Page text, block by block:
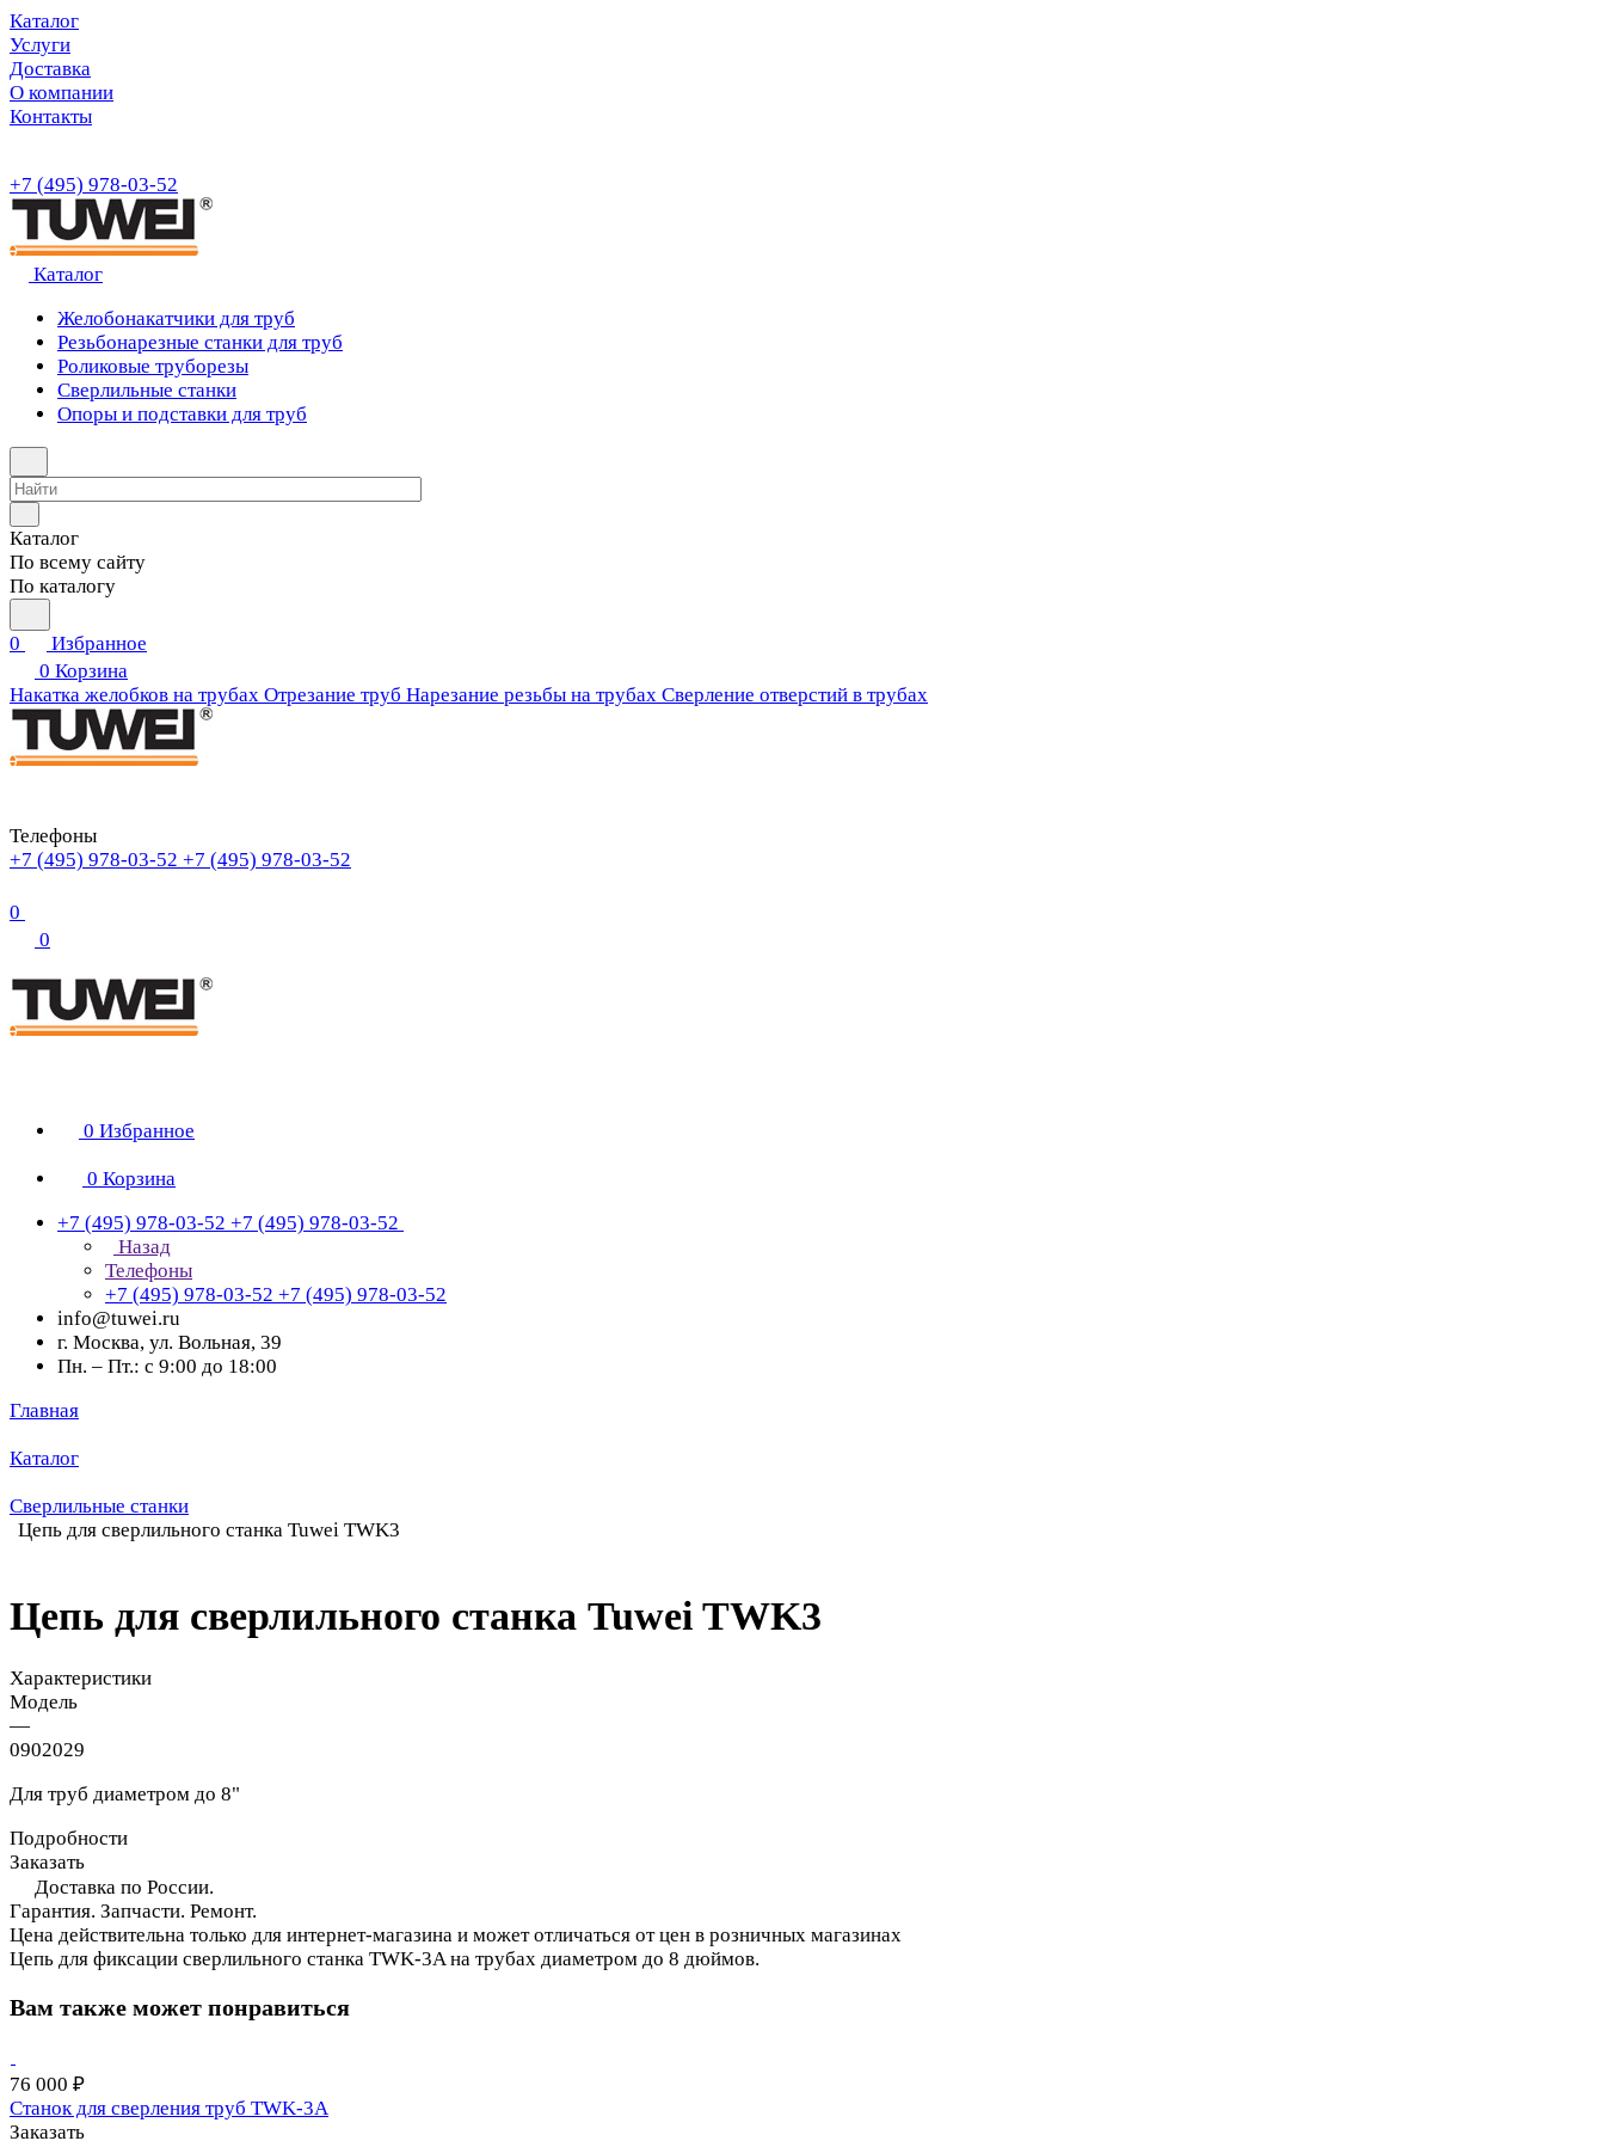
Каталог
Услуги
Доставка
О компании
Контакты
+7 (495) 978-03-52
Каталог
Желобонакатчики для труб
Резьбонарезные станки для труб
Роликовые труборезы
Сверлильные станки
Опоры и подставки для труб
Каталог
По всему сайту
По каталогу
0
Избранное
0 Корзина
Накатка желобков на трубах Отрезание труб Нарезание резьбы на трубах Сверление отверстий в трубах
Телефоны
+7 (495) 978-03-52 +7 (495) 978-03-52
0
0
0 Избранное
0 Корзина
+7 (495) 978-03-52 +7 (495) 978-03-52
Назад
Телефоны
+7 (495) 978-03-52 +7 (495) 978-03-52
info@tuwei.ru
г. Москва, ул. Вольная, 39
Пн. – Пт.: с 9:00 до 18:00
Главная
Каталог
Сверлильные станки
Цепь для сверлильного станка Tuwei TWK3
Цепь для сверлильного станка Tuwei TWK3
Характеристики
Модель
—
0902029
Для труб диаметром до 8"
Подробности
Заказать
Доставка по России.
Гарантия. Запчасти. Ремонт.
Цена действительна только для интернет-магазина и может отличаться от цен в розничных магазинах
Цепь для фиксации сверлильного станка TWK-3A на трубах диаметром до 8 дюймов.
Вам также может понравиться
76 000 ₽
Станок для сверления труб TWK-3A
Заказать